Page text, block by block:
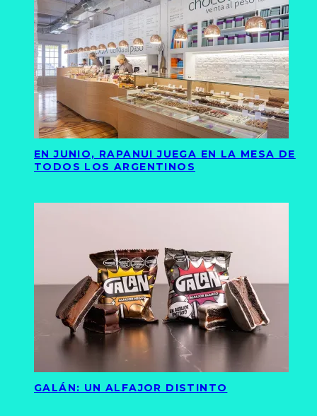
EN JUNIO, RAPANUI JUEGA EN LA MESA DE
TODOS LOS ARGENTINOS
GALÁN: UN ALFAJOR DISTINTO